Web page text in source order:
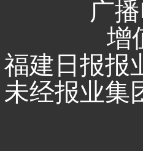
广
增
福建日报报
未经报业集